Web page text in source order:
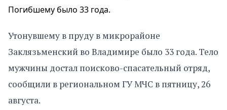
Погибшему было 33 года.
Утонувшему в пруду в микрорайоне
Заклязьменский во Владимире было 33 года. Тело
мужчины достал поисково-спасательный отряд,
сообщили в региональном ГУ МЧС в пятницу, 26
августа.